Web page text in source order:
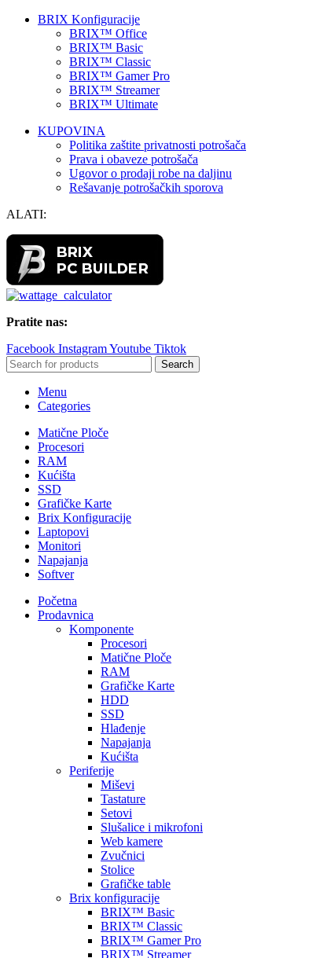
BRIX Konfiguracije
BRIX™ Office
BRIX™ Basic
BRIX™ Classic
BRIX™ Gamer Pro
BRIX™ Streamer
BRIX™ Ultimate
KUPOVINA
Politika zaštite privatnosti potrošača
Prava i obaveze potrošača
Ugovor o prodaji robe na daljinu
Rešavanje potrošačkih sporova
ALATI:
Pratite nas:
Facebook InstagramYoutube Tiktok
Search
Menu
Categories
Matične Ploče
Procesori
RAM
Kućišta
SSD
Grafičke Karte
Brix Konfiguracije
Laptopovi
Monitori
Napajanja
Softver
Početna
Prodavnica
Komponente
Procesori
Matične Ploče
RAM
Grafičke Karte
HDD
SSD
Hlađenje
Napajanja
Kućišta
Periferije
Miševi
Tastature
Setovi
Slušalice i mikrofoni
Web kamere
Zvučnici
Stolice
Grafičke table
Brix konfiguracije
BRIX™ Basic
BRIX™ Classic
BRIX™ Gamer Pro
BRIX™ Streamer